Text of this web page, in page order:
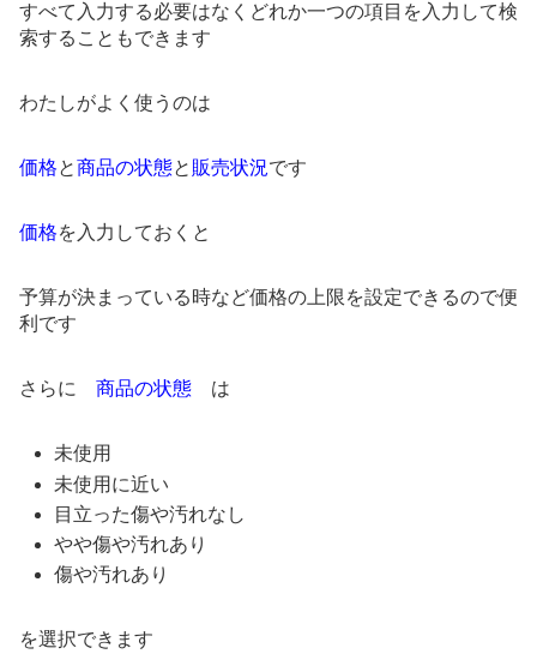
すべて入力する必要はなくどれか一つの項目を入力して検
索することもできます
わたしがよく使うのは
価格と商品の状態と 販売状況です
価格を入力しておくと
予算が決まっている時など価格の上限を設定できるので便
利です
さらに 商品の状態 は
未使用
未使用に近い
目立った傷や汚れなし
やや傷や汚れあり
傷や汚れあり
を選択できます